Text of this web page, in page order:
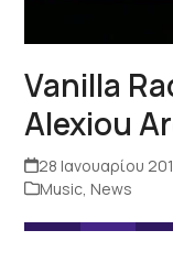
Vanilla
Alexiou
28 Ιανουαρίου
Music News